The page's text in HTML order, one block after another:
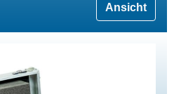
Ansicht